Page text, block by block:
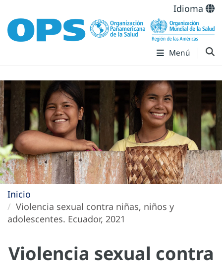
Idioma
Menú
Inicio
Violencia sexual contra niñas, niños y
adolescentes. Ecuador, 2021
Violencia sexual contra